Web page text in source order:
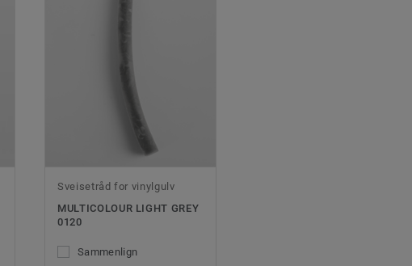
Sveisetråd for vinylgulv
MULTICOLOUR LIGHT GREY
0120
Sammenlign